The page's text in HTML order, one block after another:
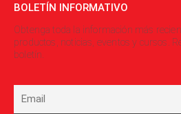
BOLETÍN INFORMATIVO
Obtenga toda la información más
productos, noticias, eventos y cursos.
boletín.